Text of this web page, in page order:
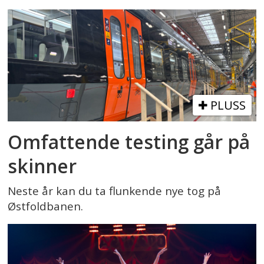
PLUSS
Omfattende testing går på
skinner
Neste år kan du ta flunkende nye tog på
Østfoldbanen.